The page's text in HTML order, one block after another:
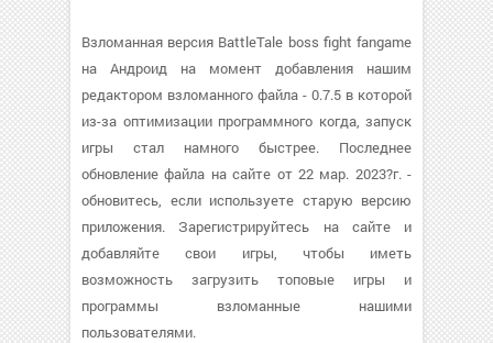
Взломанная версия BattleTale boss fight fangame
на Андроид на момент добавления нашим
редактором взломанного файла - 0.7.5 в которой
из-за оптимизации программного когда, запуск
игры стал намного быстрее. Последнее
обновление файла на сайте от 22 мар. 2023?г. -
обновитесь, если используете старую версию
приложения. Зарегистрируйтесь на сайте и
добавляйте свои игры, чтобы иметь
возможность загрузить топовые игры и
программы взломанные нашими
пользователями.